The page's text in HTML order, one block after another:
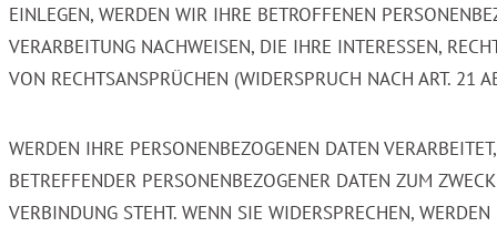
EINLEGEN, WERDEN WIR IHRE BETROFFENEN
VERARBEITUNG NACHWEISEN, DIE IHRE INTERESSEN,
VON RECHTSANSPRÜCHEN (WIDERSPRUCH NACH ART. 21
WERDEN IHRE PERSONENBEZOGENEN DATEN
BETREFFENDER PERSONENBEZOGENER DATEN ZUM
VERBINDUNG STEHT. WENN SIE WIDERSPRECHEN,